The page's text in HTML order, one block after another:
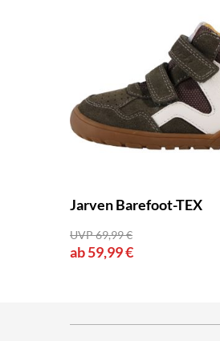
Jarven Barefoot-TEX
UVP 69,99 €
ab 59,99 €